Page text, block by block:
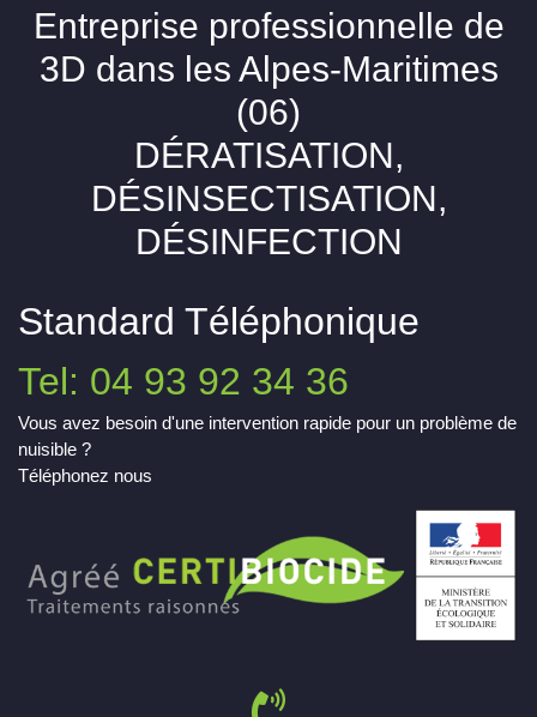
Entreprise professionnelle de
3D dans les Alpes-Maritimes
(06)
DÉRATISATION,
DÉSINSECTISATION,
DÉSINFECTION
Standard Téléphonique
Tel: 04 93 92 34 36
Vous avez besoin d'une intervention rapide pour un problème de
nuisible ?
Téléphonez nous